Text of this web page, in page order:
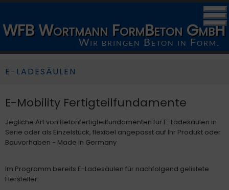
Wir bringen Beton in Form.
WFB Wortmann FormBeton GmbH
E-LADESÄULEN
E-Mobility Fertigteilfundamente
Jegliche Art von Betonfertigteilfundamenten für E-Ladesäulen in
Serie oder als Einzelstück, flexibel angepasst auf Ihr Produkt oder
Bauvorhaben - Made in Germany
Im Programm bereits E-Ladesäulen für nachfolgend gelistete
Hersteller: